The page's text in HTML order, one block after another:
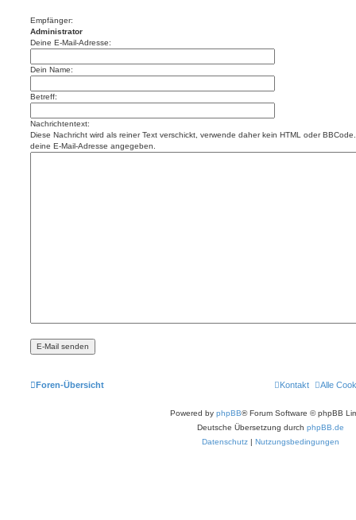
Empfänger:
Administrator
Deine E-Mail-Adresse:
Dein Name:
Betreff:
Nachrichtentext:
Diese Nachricht wird als reiner Text verschickt, verwende daher kein HTML oder
deine E-Mail-Adresse angegeben.
Foren-Übersicht Alle
Kontakt
Powered by phpBB® Forum Software © phpBB
Deutsche Übersetzung durch phpBB.de
Datenschutz | Nutzungsbedingungen